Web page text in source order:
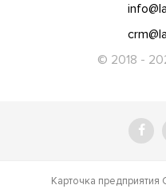
© 2018 -
Карточка